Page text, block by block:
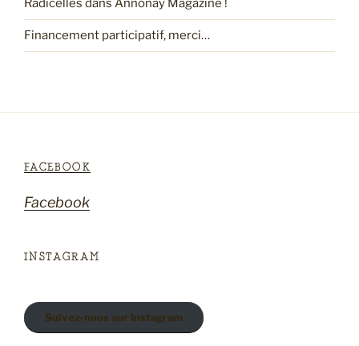
Radicelles dans Annonay Magazine !
Financement participatif, merci…
FACEBOOK
Facebook
INSTAGRAM
Suivez-nous sur Instagram